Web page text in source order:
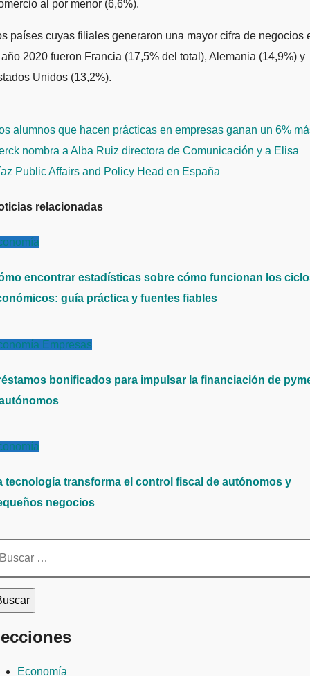
al por menor (6,6%).
países cuyas filiales generaron una mayor cifra de negocios
2020 fueron Francia (17,5% del total), Alemania (14,9%) y
Unidos (13,2%).
alumnos que hacen prácticas en empresas ganan un 6%
nombra a Alba Ruiz directora de Comunicación y a Elisa
Public Affairs and Policy Head en España
relacionadas
encontrar estadísticas sobre cómo funcionan los
guía práctica y fuentes fiables
Empresas
bonificados para impulsar la financiación de
tecnología transforma el control fiscal de autónomos y
negocios
Economía